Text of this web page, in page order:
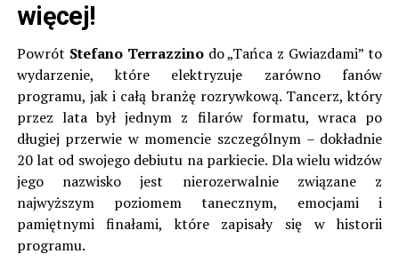
więcej!
Powrót Stefano Terrazzinodo „Tańca z Gwiazdami” to
wydarzenie, które elektryzuje zarówno fanów
programu, jak i całą branżę rozrywkową. Tancerz, który
przez lata był jednym z filarów formatu, wraca po
długiej przerwie w momencie szczególnym – dokładnie
20 lat od swojego debiutu na parkiecie. Dla wielu widzów
jego nazwisko jest nierozerwalnie związane z
najwyższym poziomem tanecznym, emocjami i
pamiętnymi finałami, które zapisały się w historii
programu.